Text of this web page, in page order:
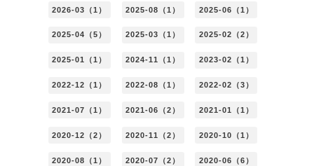
2026-03（1） 2025-08（1） 2025-06（1）
2025-04（5） 2025-03（1） 2025-02（2）
2025-01（1） 2024-11（1） 2023-02（1）
2022-12（1） 2022-08（1） 2022-02（3）
2021-07（1） 2021-06（2） 2021-01（1）
2020-12（2） 2020-11（2） 2020-10（1）
2020-08（1） 2020-07（2） 2020-06（6）